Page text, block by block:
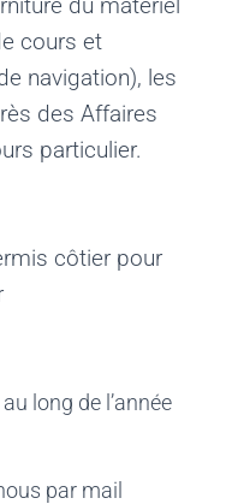
du matériel
cours et
navigation), les
des Affaires
particulier.
côtier pour
long de l’année
par mail